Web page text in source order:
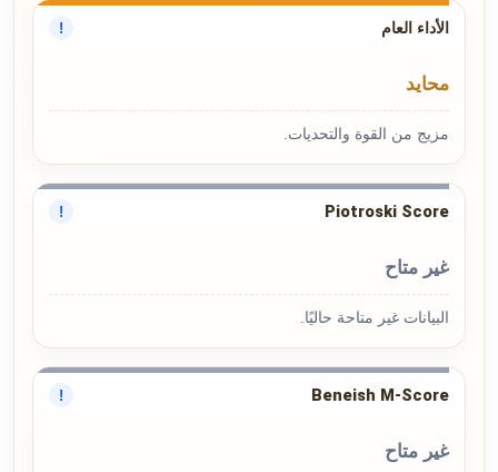
الأداء العام !
محايد
مزيج من القوة والتحديات.
Piotroski Score
!
غير متاح
البيانات غير متاحة حاليًا.
Beneish M-Score
!
غير متاح